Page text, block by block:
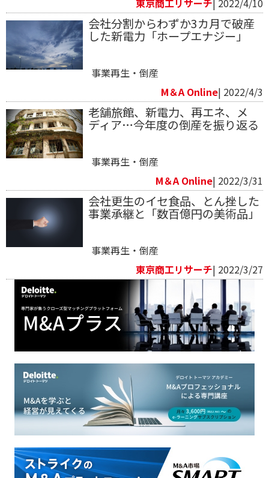
会社分割からわずか3カ月で破産
した新電力「ホープエナジー」
事業再生・倒産
M＆A Online| 2022/4/3
老舗旅館、新電力、再エネ、メ
ディア…今年度の倒産を振り返る
事業再生・倒産
M＆A Online| 2022/3/31
会社更生のイセ食品、とん挫した
事業承継と「数百億円の美術品」
事業再生・倒産
東京商工リサーチ| 2022/3/27